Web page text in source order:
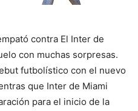
contra El Inter de
con muchas sorpresas.
futbolístico con el nuevo
que Inter de Miami
para el inicio de la